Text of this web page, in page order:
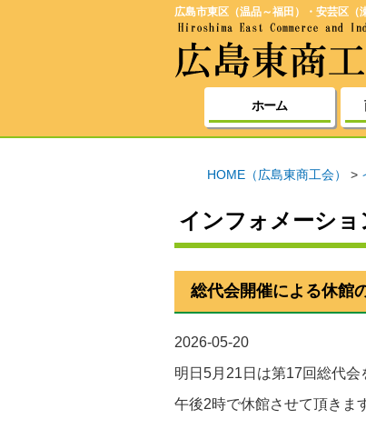
広島市東区（温品～福田）・安芸区
ホーム
HOME（広島東商工会） >
インフォメーショ
総代会開催による休館
2026-05-20
明日5月21日は第17回総代会
午後2時で休館させて頂きま